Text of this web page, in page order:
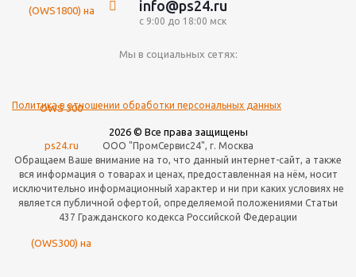
info@ps24.ru
с 9:00 до 18:00 мск
Мы в социальных сетях:
Политика в отношении обработки персональных данных
2026 © Все права защищены
ООО "ПромСервис24", г. Москва
Обращаем Ваше внимание на то, что данный интернет-сайт, а также
вся информация о товарах и ценах, предоставленная на нём, носит
исключительно информационный характер и ни при каких условиях не
является публичной офертой, определяемой положениями Статьи
437 Гражданского кодекса Российской Федерации